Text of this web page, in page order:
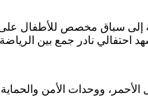
مسافات مختلفة شملت نصف ماراطون (22 كلم)، وسباقا
احتفالي نادر جمع بين
الأحمر، ووحدات الأمن